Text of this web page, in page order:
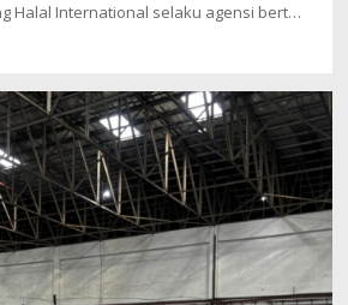
21 April 2025 - Penang Halal International selaku agensi bertanggungjawab…